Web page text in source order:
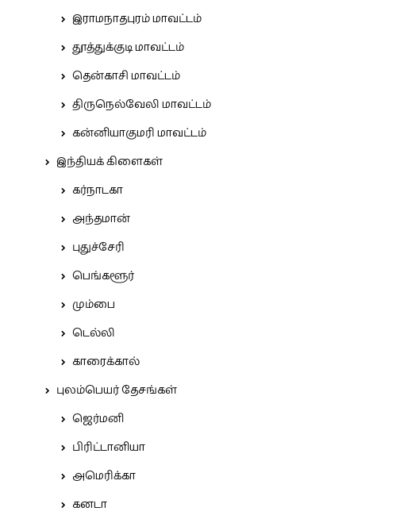
இராமநாதபுரம் மாவட்டம்
தூத்துக்குடி மாவட்டம்
தென்காசி மாவட்டம்
திருநெல்வேலி மாவட்டம்
கன்னியாகுமரி மாவட்டம்
இந்தியக் கிளைகள்
கர்நாடகா
அந்தமான்
புதுச்சேரி
பெங்களூர்
மும்பை
டெல்லி
காரைக்கால்
புலம்பெயர் தேசங்கள்
ஜெர்மனி
பிரிட்டானியா
அமெரிக்கா
கனடா